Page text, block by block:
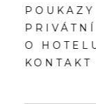
O
KONTAKT